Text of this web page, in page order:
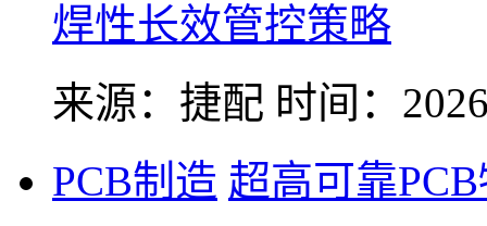
焊性长效管控策略
来源：捷配 时间：
PCB制造 超高可靠